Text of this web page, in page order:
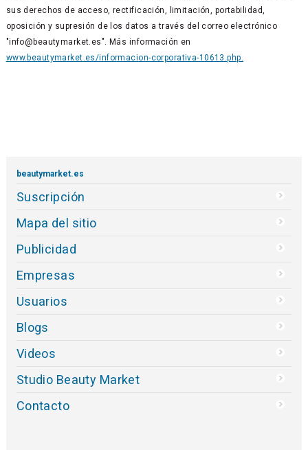
sus derechos de acceso, rectificación, limitación, portabilidad,
oposición y supresión de los datos a través del correo electrónico
"info@beautymarket.es". Más información en
www.beautymarket.es/informacion-corporativa-10613.php.
beautymarket.es
Suscripción
Mapa del sitio
Publicidad
Empresas
Usuarios
Blogs
Videos
Studio Beauty Market
Contacto